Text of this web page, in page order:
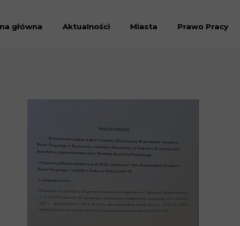
główna Aktualności Miasta Prawo Pracy